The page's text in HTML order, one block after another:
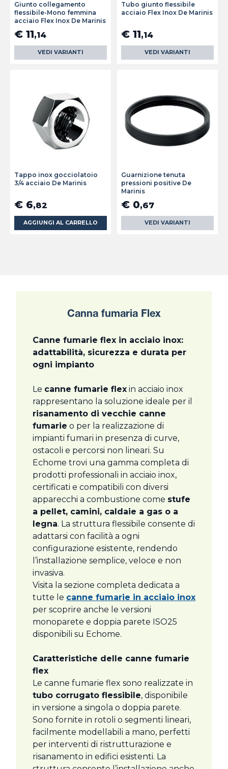
Giunto collegamento
flessibile-Mono femmina
acciaio Flex Inox De Marinis
€ 11,14
VEDI VARIANTI
Tubo giunto flessibile
acciaio Flex Inox De Marinis
€ 11,14
VEDI VARIANTI
Tappo inox gocciolatoio
3/4 acciaio De Marinis
€ 6,82
AGGIUNGI AL CARRELLO
Guarnizione tenuta
pressioni positive De
Marinis
€ 0,67
VEDI VARIANTI
Canna fumaria Flex
Canne fumarie flex in acciaio inox:
adattabilità, sicurezza e durata per
ogni impianto
Le canne fumarie flex in acciaio inox
rappresentano la soluzione ideale per il
risanamento di vecchie canne
fumarie o per la realizzazione di
impianti fumari in presenza di curve,
ostacoli e percorsi non lineari. Su
Echome trovi una gamma completa di
prodotti professionali in acciaio inox,
certificati e compatibili con diversi
apparecchi a combustione come stufe
a pellet, camini, caldaie a gas o a
legna. La struttura flessibile consente di
adattarsi con facilità a ogni
configurazione esistente, rendendo
l’installazione semplice, veloce e non
invasiva.
Visita la sezione completa dedicata a
tutte le canne fumarie in acciaio inox
per scoprire anche le versioni
monoparete e doppia parete ISO25
disponibili su Echome.
Caratteristiche delle canne fumarie
flex
Le canne fumarie flex sono realizzate in
tubo corrugato flessibile, disponibile
in versione a singola o doppia parete.
Sono fornite in rotoli o segmenti lineari,
facilmente modellabili a mano, perfetti
per interventi di ristrutturazione e
risanamento in edifici esistenti. La